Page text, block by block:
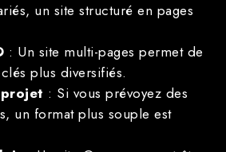
un site structuré en pages
: Un site multi-pages permet de
plus diversifiés.
: Si vous prévoyez des
un format plus souple est